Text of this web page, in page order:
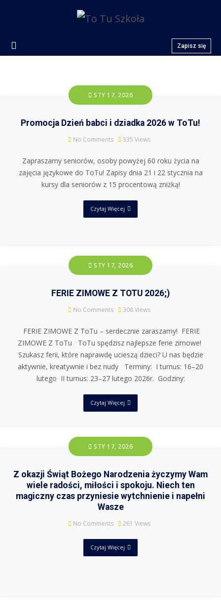
Zapisz się
STY 17, 2026
Promocja Dzień babci i dziadka 2026 w ToTu!
No Comments 335 Views
Zapraszamy seniorów, osoby powyżej 60 roku życia na
zajęcia językowe do ToTu! Zapisy dnia 21 i 22 stycznia na
kursy dla seniorów z 15 procentową zniżką!
Czytaj Więcej
STY 17, 2026
FERIE ZIMOWE Z TOTU 2026;)
No Comments 308Views
FERIE ZIMOWE Z ToTu – serdecznie zaraszamy! FERIE
ZIMOWE Z ToTu ToTu spędzisz najlepsze ferie zimowe!
Szukasz ferii, które naprawdę ucieszą dzieci? U nas będzie
aktywnie, kreatywnie i bez nudy Terminy: I turnus: 16–20
lutego II turnus: 23–27 lutego 2026r. Godziny:
Czytaj Więcej
STY 17, 2026
Z okazji Świąt Bożego Narodzenia życzymy Wam
wiele radości, miłości i spokoju. Niech ten
magiczny czas przyniesie wytchnienie i napełni
Wasze
No Comments 261 Views
Czytaj Więcej